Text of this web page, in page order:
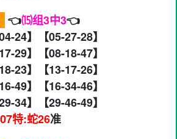
👈⒂组3中3👈
24】【05-27-28】
29】【08-18-47】
23】【13-17-26】
49】【16-34-46】
34】【29-46-49】
特:蛇26准